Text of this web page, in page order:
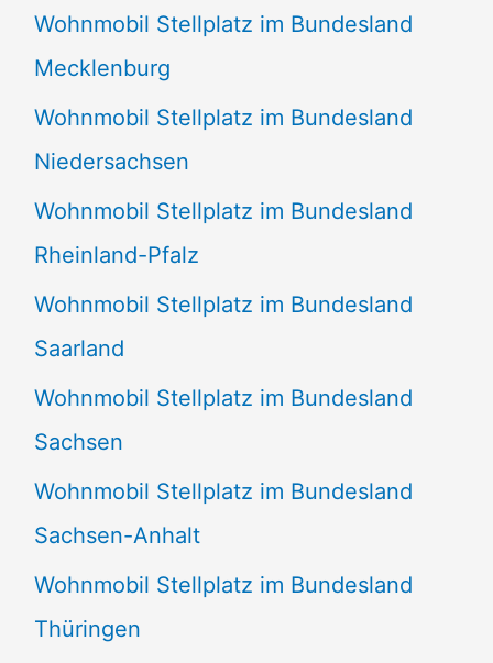
Wohnmobil Stellplatz im Bundesland
Mecklenburg
Wohnmobil Stellplatz im Bundesland
Niedersachsen
Wohnmobil Stellplatz im Bundesland
Rheinland-Pfalz
Wohnmobil Stellplatz im Bundesland
Saarland
Wohnmobil Stellplatz im Bundesland
Sachsen
Wohnmobil Stellplatz im Bundesland
Sachsen-Anhalt
Wohnmobil Stellplatz im Bundesland
Thüringen